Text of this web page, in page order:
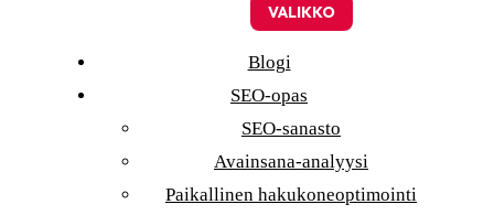
VALIKKO
Blogi
SEO-opas
SEO-sanasto
Avainsana-analyysi
Paikallinen hakukoneoptimointi